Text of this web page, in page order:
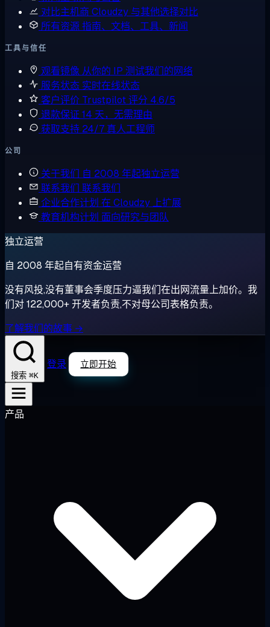
对比主机商 Cloudzy 与其他选择对比
所有资源指南、文档、工具、新闻
工具与信任
观看镜像 从你的 IP 测试我们的网络
服务状态 实时在线状态
客户评价 Trustpilot 评分 4.6/5
退款保证 14 天，无需理由
获取支持 24/7 真人工程师
公司
关于我们 自 2008 年起独立运营
联系我们 联系我们
企业合作计划 在 Cloudzy 上扩展
教育机构计划 面向研究与团队
独立运营
自 2008 年起自有资金运营
没有风投,没有董事会季度压力逼我们在出网流量上加价。我
们对 122,000+ 开发者负责,不对母公司表格负责。
了解我们的故事 →
搜索 ⌘K
登录 立即开始
产品